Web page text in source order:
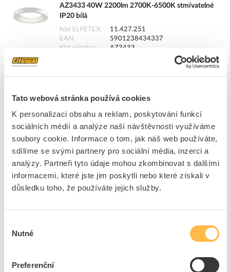
Tato webová stránka používá cookies
K personalizaci obsahu a reklam, poskytování funkcí
sociálních médií a analýze naší návštěvnosti využíváme
soubory cookie. Informace o tom, jak náš web používáte,
sdílíme se svými partnery pro sociální média, inzerci a
analýzy. Partneři tyto údaje mohou zkombinovat s dalšími
informacemi, které jste jim poskytli nebo které získali v
důsledku toho, že používáte jejich služby.
souhlasu
Nutné
Preferenční
AZ3433 40W 2200lm 2700K-6500K stmívatelné
IP20 bílá
Kód ELFETEX
11.427.251
EAN
5901238434337
Kód výrobce
AZ3433
Cena s DPH 5 397,46 Kč/ks
ks
Přidat k porovnání
K objednání
Na dotaz
AZZARDO Svítidlo LED Cortona 55 AZ2744 50W
3600lm 4000K stmívatelné IP20 černá
EAN
5901238427445